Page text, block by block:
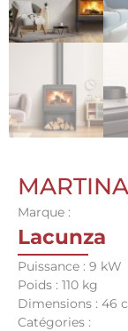
MARTINA
Marque :
Lacunza
Puissance : 9 kW
Poids : 110 kg
Dimensions : 46
Catégories :